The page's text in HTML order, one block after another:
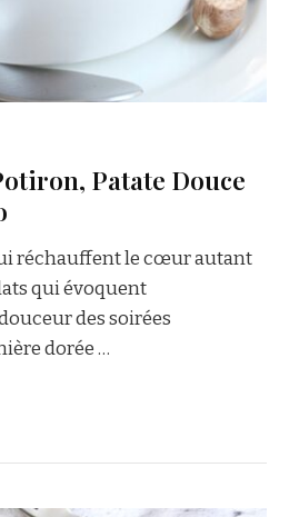
Patate Douce
réchauffent le cœur autant
qui évoquent
des soirées
dorée …